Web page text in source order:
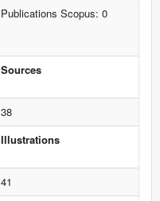
Publications Scopus: 0
Sources
38
Illustrations
41